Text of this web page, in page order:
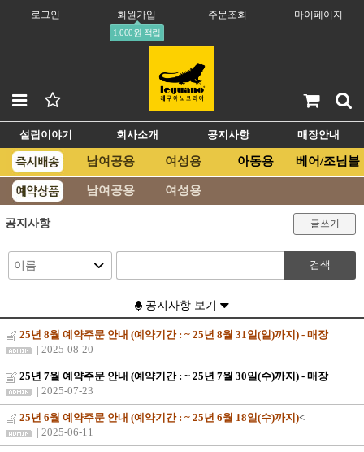
로그인 회원가입
1,000원 적립
주문조회 마이페이지
설립이야기 회사소개 공지사항 매장안내
남여공용 여성용 아동용 베어/조님블
남여공용 여성용
공지사항 글쓰기
검색
공지사항 보기
25년 8월 예약주문 안내 (예약기간 : ~ 25년 8월 31일(일)까지) - 매장
| 2025-08-20
25년 7월 예약주문 안내 (예약기간 : ~ 25년 7월 30일(수)까지) - 매장
| 2025-07-23
25년 6월 예약주문 안내 (예약기간 : ~ 25년 6월 18일(수)까지)<
| 2025-06-11